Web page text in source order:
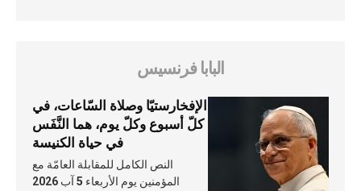
البابا فرنسيس
الإفخارستيّا وصلاة السّاعات، في
كلّ أسبوع وكلّ يوم، هما النَّفَس
في حياة الكنيسة
النص الكامل للمقابلة العامّة مع
المؤمنين يوم الأربعاء 5 آب 2026